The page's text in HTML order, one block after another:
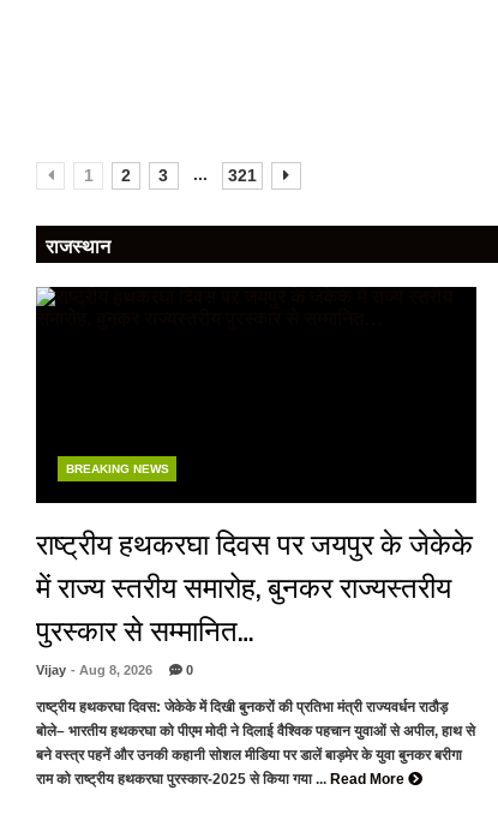
1 2 3 ... 321
राजस्थान
BREAKING NEWS
राष्ट्रीय हथकरघा दिवस पर जयपुर के जेकेके
में राज्य स्तरीय समारोह, बुनकर राज्यस्तरीय
पुरस्कार से सम्मानित…
Vijay - Aug 8, 2026 0
राष्ट्रीय हथकरघा दिवस: जेकेके में दिखी बुनकरों की प्रतिभा मंत्री राज्यवर्धन राठौड़
बोले– भारतीय हथकरघा को पीएम मोदी ने दिलाई वैश्विक पहचान युवाओं से अपील, हाथ से
बने वस्त्र पहनें और उनकी कहानी सोशल मीडिया पर डालें बाड़मेर के युवा बुनकर बरीगा
राम को राष्ट्रीय हथकरघा पुरस्कार-2025 से किया गया ... Read More